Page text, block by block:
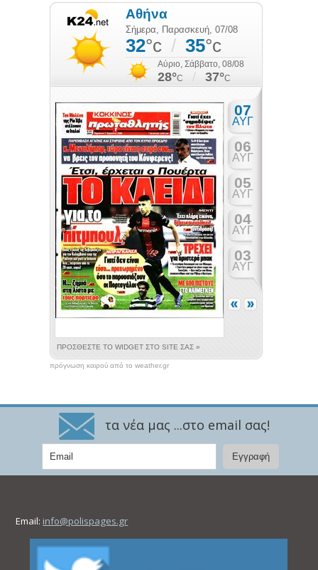
πρόγνωση καιρού από το weather.gr
τα νέα μας ...στο email σας!
Email: info@polispages.gr